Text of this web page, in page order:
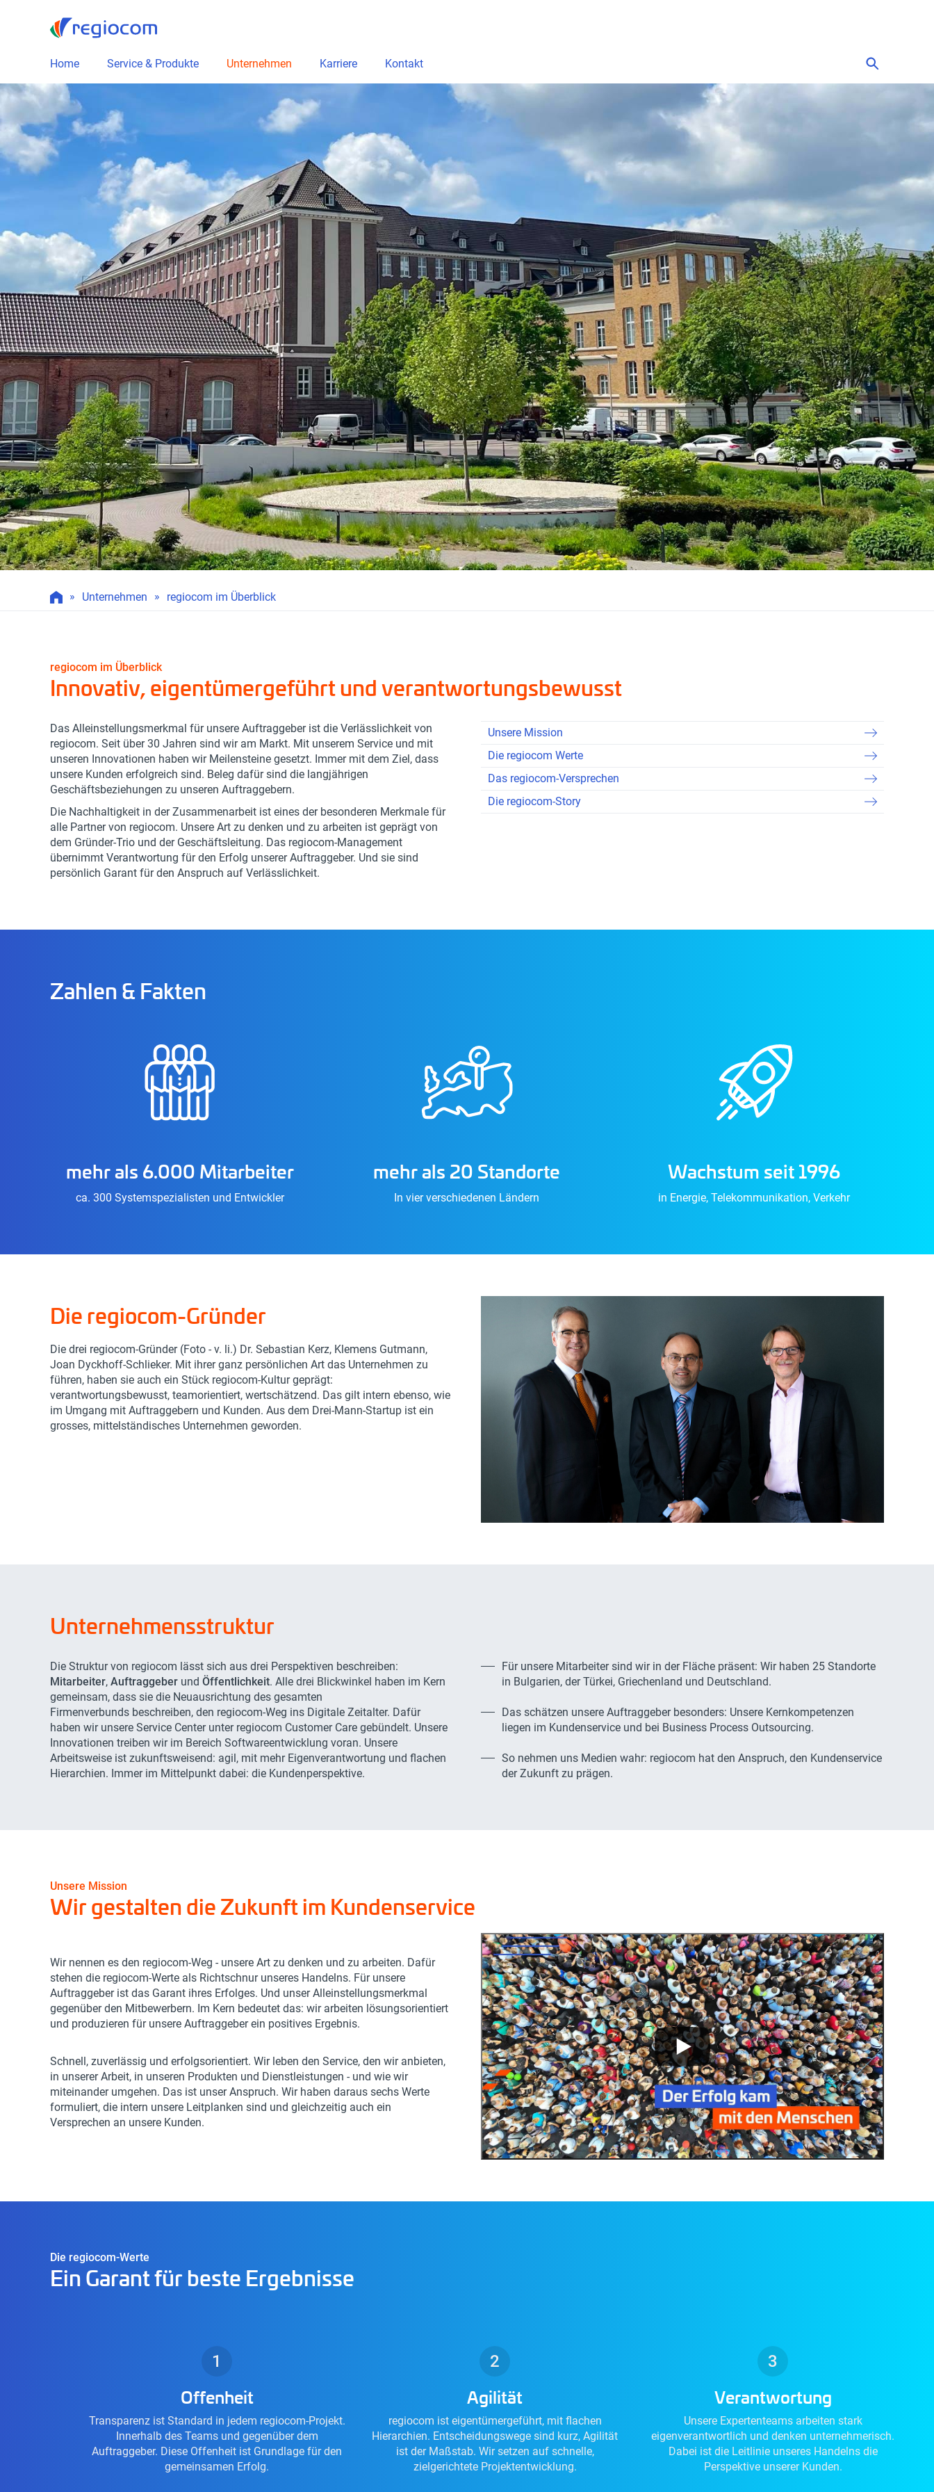
Home Service & Produkte Unternehmen Karriere Kontakt
» Unternehmen » regiocom im Überblick
regiocom im Überblick
Innovativ, eigentümergeführt und verantwortungsbewusst
Das Alleinstellungsmerkmal für unsere Auftraggeber ist die Verlässlichkeit von
regiocom. Seit über 30 Jahren sind wir am Markt. Mit unserem Service und mit
unseren Innovationen haben wir Meilensteine gesetzt. Immer mit dem Ziel, dass
unsere Kunden erfolgreich sind. Beleg dafür sind die langjährigen
Geschäftsbeziehungen zu unseren Auftraggebern.
Die Nachhaltigkeit in der Zusammenarbeit ist eines der besonderen Merkmale für
alle Partner von regiocom. Unsere Art zu denken und zu arbeiten ist geprägt von
dem Gründer-Trio und der Geschäftsleitung. Das regiocom-Management
übernimmt Verantwortung für den Erfolg unserer Auftraggeber. Und sie sind
persönlich Garant für den Anspruch auf Verlässlichkeit.
Unsere Mission
Die regiocom Werte
Das regiocom-Versprechen
Die regiocom-Story
Zahlen & Fakten
mehr als 6.000 Mitarbeiter
ca. 300 Systemspezialisten und Entwickler
mehr als 20 Standorte
In vier verschiedenen Ländern
Wachstum seit 1996
in Energie, Telekommunikation, Verkehr
Die regiocom-Gründer
Die drei regiocom-Gründer (Foto - v. li.) Dr. Sebastian Kerz, Klemens Gutmann,
Joan Dyckhoff-Schlieker. Mit ihrer ganz persönlichen Art das Unternehmen zu
führen, haben sie auch ein Stück regiocom-Kultur geprägt:
verantwortungsbewusst, teamorientiert, wertschätzend. Das gilt intern ebenso, wie
im Umgang mit Auftraggebern und Kunden. Aus dem Drei-Mann-Startup ist ein
grosses, mittelständisches Unternehmen geworden.
Unternehmensstruktur
Die Struktur von regiocom lässt sich aus drei Perspektiven beschreiben:
Mitarbeiter, Auftraggeber und Öffentlichkeit. Alle drei Blickwinkel haben im Kern
gemeinsam, dass sie die Neuausrichtung des gesamten
Firmenverbunds beschreiben, den regiocom-Weg ins Digitale Zeitalter. Dafür
haben wir unsere Service Center unter regiocom Customer Care gebündelt. Unsere
Innovationen treiben wir im Bereich Softwareentwicklung voran. Unsere
Arbeitsweise ist zukunftsweisend: agil, mit mehr Eigenverantwortung und flachen
Hierarchien. Immer im Mittelpunkt dabei: die Kundenperspektive.
Für unsere Mitarbeiter sind wir in der Fläche präsent: Wir haben 25 Standorte
in Bulgarien, der Türkei, Griechenland und Deutschland.
Das schätzen unsere Auftraggeber besonders: Unsere Kernkompetenzen
liegen im Kundenservice und bei Business Process Outsourcing.
So nehmen uns Medien wahr: regiocom hat den Anspruch, den Kundenservice
der Zukunft zu prägen.
Unsere Mission
Wir gestalten die Zukunft im Kundenservice
Wir nennen es den regiocom-Weg - unsere Art zu denken und zu arbeiten. Dafür
stehen die regiocom-Werte als Richtschnur unseres Handelns. Für unsere
Auftraggeber ist das Garant ihres Erfolges. Und unser Alleinstellungsmerkmal
gegenüber den Mitbewerbern. Im Kern bedeutet das: wir arbeiten lösungsorientiert
und produzieren für unsere Auftraggeber ein positives Ergebnis.
Schnell, zuverlässig und erfolgsorientiert. Wir leben den Service, den wir anbieten,
in unserer Arbeit, in unseren Produkten und Dienstleistungen - und wie wir
miteinander umgehen. Das ist unser Anspruch. Wir haben daraus sechs Werte
formuliert, die intern unsere Leitplanken sind und gleichzeitig auch ein
Versprechen an unsere Kunden.
Die regiocom-Werte
Ein Garant für beste Ergebnisse
Offenheit
Transparenz ist Standard in jedem regiocom-Projekt.
Innerhalb des Teams und gegenüber dem
Auftraggeber. Diese Offenheit ist Grundlage für den
gemeinsamen Erfolg.
Agilität
regiocom ist eigentümergeführt, mit flachen
Hierarchien. Entscheidungswege sind kurz, Agilität
ist der Maßstab. Wir setzen auf schnelle,
zielgerichtete Projektentwicklung.
Verantwortung
Unsere Expertenteams arbeiten stark
eigenverantwortlich und denken unternehmerisch.
Dabei ist die Leitlinie unseres Handelns die
Perspektive unserer Kunden.